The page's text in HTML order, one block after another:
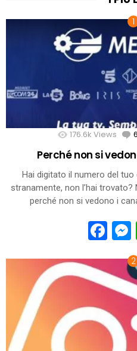
176.6k Views 6
Perché non si
Hai digitato il numero del
stranamente, non l’hai
perché non si vedono i